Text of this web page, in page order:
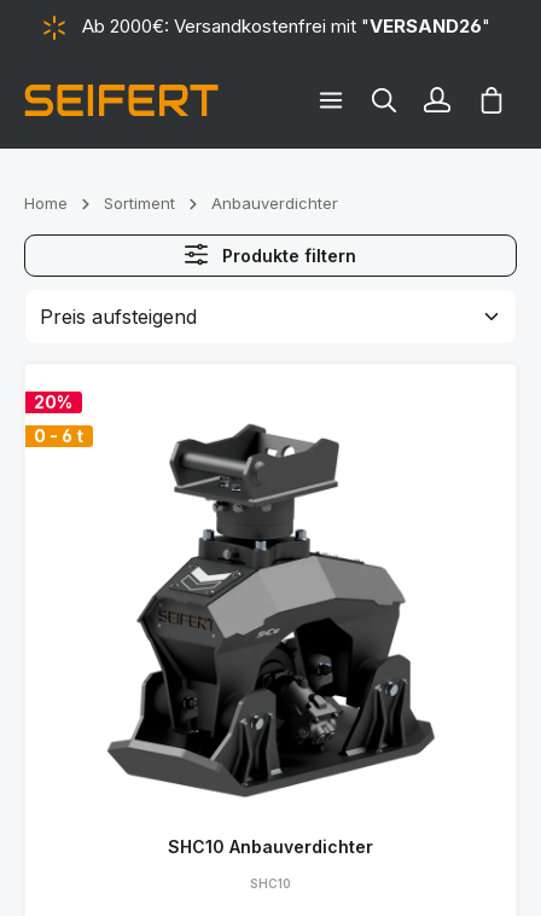
springenAb 2000€: Versandkostenfrei mit "VERSAND26"
Home Sortiment Anbauverdichter
Produkte filtern
20%
0 - 6 t
SHC10 Anbauverdichter
SHC10